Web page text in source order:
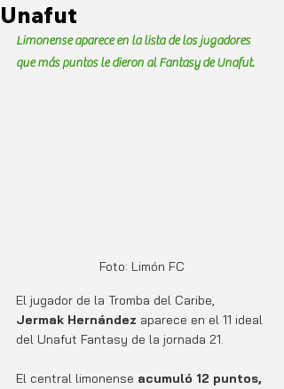
Unafut
Limonense aparece en la lista de los jugadores
que más puntos le dieron al Fantasy de Unafut.
Foto: Limón FC
El jugador de la Tromba del Caribe,
Jermak Hernández aparece en el 11 ideal
del Unafut Fantasy de la jornada 21.
El central limonense acumuló 12 puntos,